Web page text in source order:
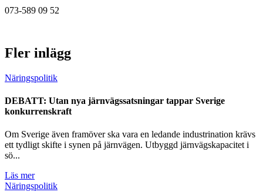
073-589 09 52
Fler inlägg
Näringspolitik
DEBATT: Utan nya järnvägssatsningar tappar Sverige
konkurrenskraft
Om Sverige även framöver ska vara en ledande industrination krävs
ett tydligt skifte i synen på järnvägen. Utbyggd järnvägskapacitet i
sö...
Läs mer
Näringspolitik